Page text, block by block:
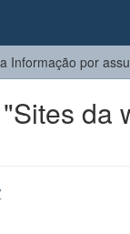
Informação por
da